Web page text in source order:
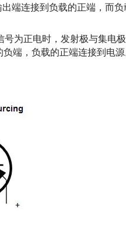
端连接到负载的正端，而负
为正电时，发射极与集电
端，负载的正端连接到电